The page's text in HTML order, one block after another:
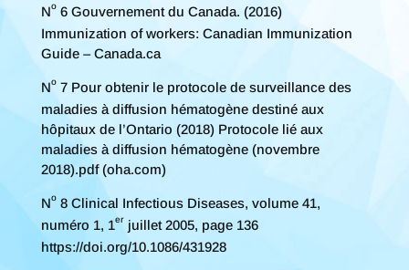
No6 Gouvernement du Canada. (2016)
Immunization of workers: Canadian Immunization
Guide – Canada.ca
No7 Pour obtenir le protocole de surveillance des
maladies à diffusion hématogène destiné aux
hôpitaux de l’Ontario (2018) Protocole lié aux
maladies à diffusion hématogène (novembre
2018).pdf (oha.com)
No8 Clinical Infectious Diseases, volume 41,
numéro 1, 1er juillet 2005, page 136
https://doi.org/10.1086/431928